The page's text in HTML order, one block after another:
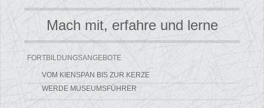
Mach mit, erfahre und lerne
FORTBILDUNGSANGEBOTE
VOM KIENSPAN BIS ZUR KERZE
WERDE MUSEUMSFÜHRER